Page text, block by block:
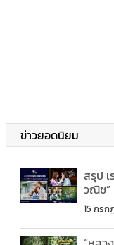
ข่าวยอดนิยม
สรุป เ
วณิช”
15 กรก